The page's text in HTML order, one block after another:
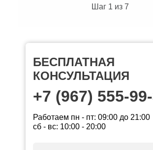
Шаг 1 из 7
БЕСПЛАТНАЯ
КОНСУЛЬТАЦИЯ
+7 (967) 555-
Работаем пн - пт: 09:00 до 21:00
сб - вс: 10:00 - 20:00